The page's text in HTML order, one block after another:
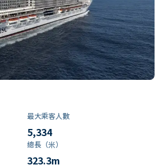
最大乘客人數
5,334
總長（米）
323.3m